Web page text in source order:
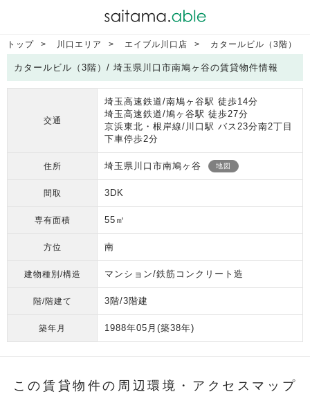
トップ 川口エリア エイブル川口店 カタールビル（3階）
カタールビル（3階）/ 埼玉県川口市南鳩ヶ谷の賃貸物件情報
交通
埼玉高速鉄道/南鳩ヶ谷駅 徒歩14分
埼玉高速鉄道/鳩ヶ谷駅 徒歩27分
京浜東北・根岸線/川口駅 バス23分南2丁目
下車停歩2分
住所 埼玉県川口市南鳩ヶ谷 地図
間取 3DK
専有面積 55㎡
方位 南
建物種別/構造 マンション/鉄筋コンクリート造
階/階建て 3階/3階建
築年月 1988年05月 (築38年)
この賃貸物件の周辺環境・ アクセスマップ